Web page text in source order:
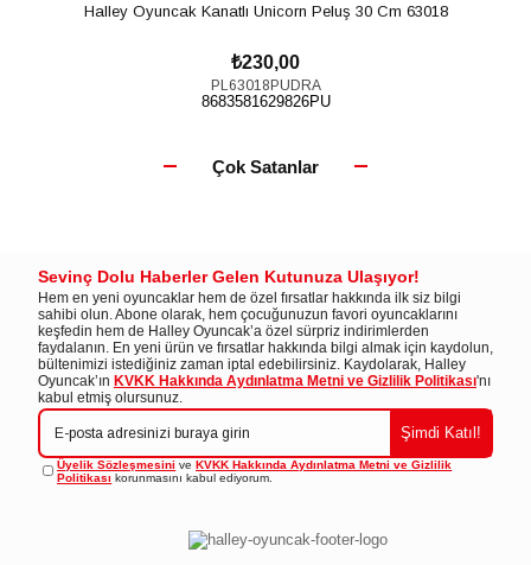
Halley Oyuncak Kanatlı Unicorn Peluş 30 Cm 63018
₺230,00
PL63018PUDRA
8683581629826PU
Çok Satanlar
Sevinç Dolu Haberler Gelen Kutunuza Ulaşıyor!
Hem en yeni oyuncaklar hem de özel fırsatlar hakkında ilk siz bilgi
sahibi olun. Abone olarak, hem çocuğunuzun favori oyuncaklarını
keşfedin hem de Halley Oyuncak’a özel sürpriz indirimlerden
faydalanın. En yeni ürün ve fırsatlar hakkında bilgi almak için kaydolun,
bültenimizi istediğiniz zaman iptal edebilirsiniz. Kaydolarak, Halley
Oyuncak’ın KVKK Hakkında Aydınlatma Metni ve Gizlilik Politikası'nı
kabul etmiş olursunuz.
Şimdi Katıl!
Üyelik Sözleşmesini veKVKK Hakkında Aydınlatma Metni ve Gizlilik
Politikası korunmasını kabul ediyorum.